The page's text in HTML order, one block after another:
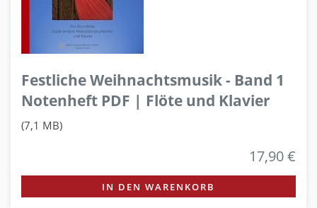
Festliche Weihnachtsmusik - Band 1
Notenheft PDF | Flöte und Klavier
(7,1 MB)
17,90 €
IN DEN WARENKORB